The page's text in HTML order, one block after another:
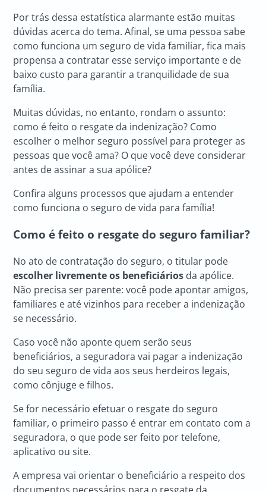
Por trás dessa estatística alarmante estão muitas
dúvidas acerca do tema. Afinal, se uma pessoa sabe
como funciona um seguro de vida familiar, fica mais
propensa a contratar esse serviço importante e de
baixo custo para garantir a tranquilidade de sua
família.
Muitas dúvidas, no entanto, rondam o assunto:
como é feito o resgate da indenização? Como
escolher o melhor seguro possível para proteger as
pessoas que você ama? O que você deve considerar
antes de assinar a sua apólice?
Confira alguns processos que ajudam a entender
como funciona o seguro de vida para família!
Como é feito o resgate do seguro familiar?
No ato de contratação do seguro, o titular pode
escolher livremente os beneficiários da apólice.
Não precisa ser parente: você pode apontar amigos,
familiares e até vizinhos para receber a indenização
se necessário.
Caso você não aponte quem serão seus
beneficiários, a seguradora vai pagar a indenização
do seu seguro de vida aos seus herdeiros legais,
como cônjuge e filhos.
Se for necessário efetuar o resgate do seguro
familiar, o primeiro passo é entrar em contato com a
seguradora, o que pode ser feito por telefone,
aplicativo ou site.
A empresa vai orientar o beneficiário a respeito dos
documentos necessários para o resgate da